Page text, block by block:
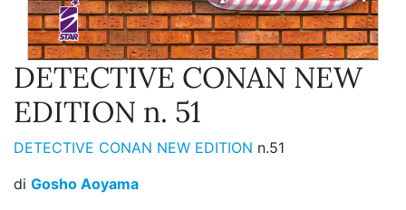
DETECTIVE CONAN NEW
EDITION n. 51
DETECTIVE CONAN NEW EDITION n.51
di Gosho Aoyama